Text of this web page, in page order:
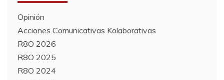
Opinión
Acciones Comunicativas Kolaborativas
R8O 2026
R8O 2025
R8O 2024